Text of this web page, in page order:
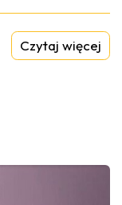
Czytaj więcej